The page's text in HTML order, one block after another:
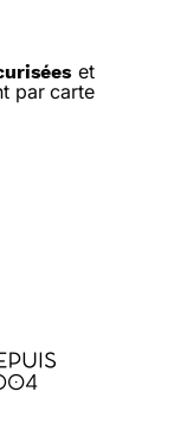
et
par carte